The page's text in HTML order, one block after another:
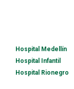
Hospital Medellín
Hospital Infantil
Hospital Rionegro